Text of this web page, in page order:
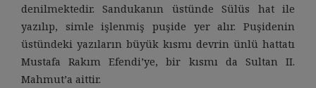
denilmektedir. Sandukanın üstünde Sülüs hat ile
yazılıp, simle işlenmiş puşide yer alır. Puşidenin
üstündeki yazıların büyük kısmı devrin ünlü hattatı
Mustafa Rakım Efendi’ye, bir kısmı da Sultan II.
Mahmut’a aittir.